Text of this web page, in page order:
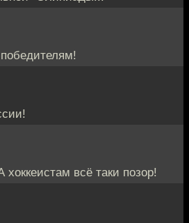
всё таки позор!